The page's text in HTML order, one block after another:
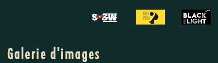
Galerie d'images